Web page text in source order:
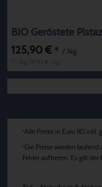
BIO Geröstete
125,90 € * / 3kg
* Alle Preise in Euro (€) inkl.
* Die Preise werden
Fehler auftreten. Es gilt der